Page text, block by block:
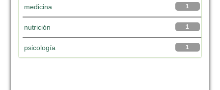
1
medicina
1
nutrición
1
psicología